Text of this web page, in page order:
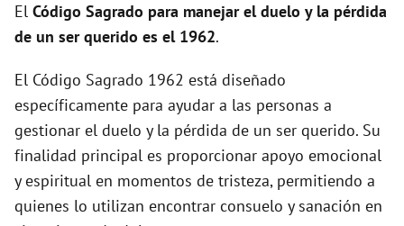
El Código Sagrado para manejar el duelo y la pérdida
de un ser querido es el 1962.
El Código Sagrado 1962 está diseñado
específicamente para ayudar a las personas a
gestionar el duelo y la pérdida de un ser querido. Su
finalidad principal es proporcionar apoyo emocional
y espiritual en momentos de tristeza, permitiendo a
quienes lo utilizan encontrar consuelo y sanación en